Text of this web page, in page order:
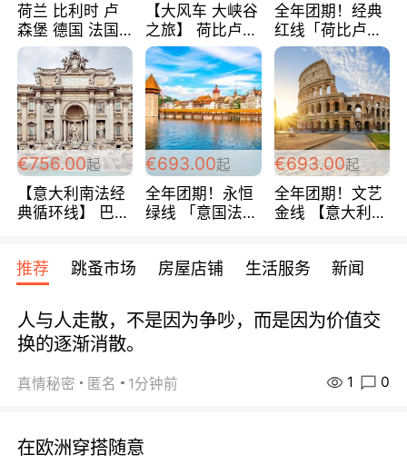
荷兰 比利时 卢
森堡 德国 法国
超爽玩遍西欧 循
环线 全程四星宾
馆 108欧/人/天
【大风车 大峡谷
之旅】 荷比卢德
法 巴黎上下 经
典五国四日游
488欧/人
全年团期！经典
红线「荷比卢德
法」七天循环 五
国 仅售99欧/人/
天！巴黎上下！
包拼房~
€756.00起
【意大利南法经
典循环线】 巴黎
宾馆 108欧/天起
全程756欧/位
€693.00起
全年团期！永恒
绿线 「意国法
欧/天起 ~包拼房
€693.00起
全年团期！文艺
金线 【意大利一
每周铁发！
推荐 跳蚤市场 房屋店铺 生活服务 新闻
人与人走散，不是因为争吵，而是因为价值交
换的逐渐消散。
真情秘密 匿名 1分钟前 1 0
在欧洲穿搭随意